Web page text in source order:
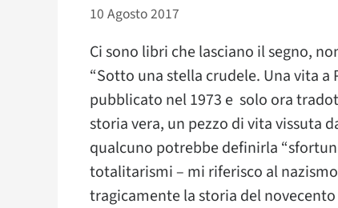
10 Agosto 2017
Ci sono libri che lasciano il segno,
“Sotto una stella crudele. Una vita a
pubblicato nel 1973 e solo ora
storia vera, un pezzo di vita vissuta
qualcuno potrebbe definirla
totalitarismi – mi riferisco al
tragicamente la storia del